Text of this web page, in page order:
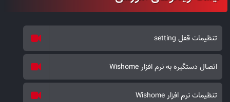
تنظیمات قفل setting
اتصال دستگیره به نرم افزار Wishome
تنظیمات نرم افزار Wishome